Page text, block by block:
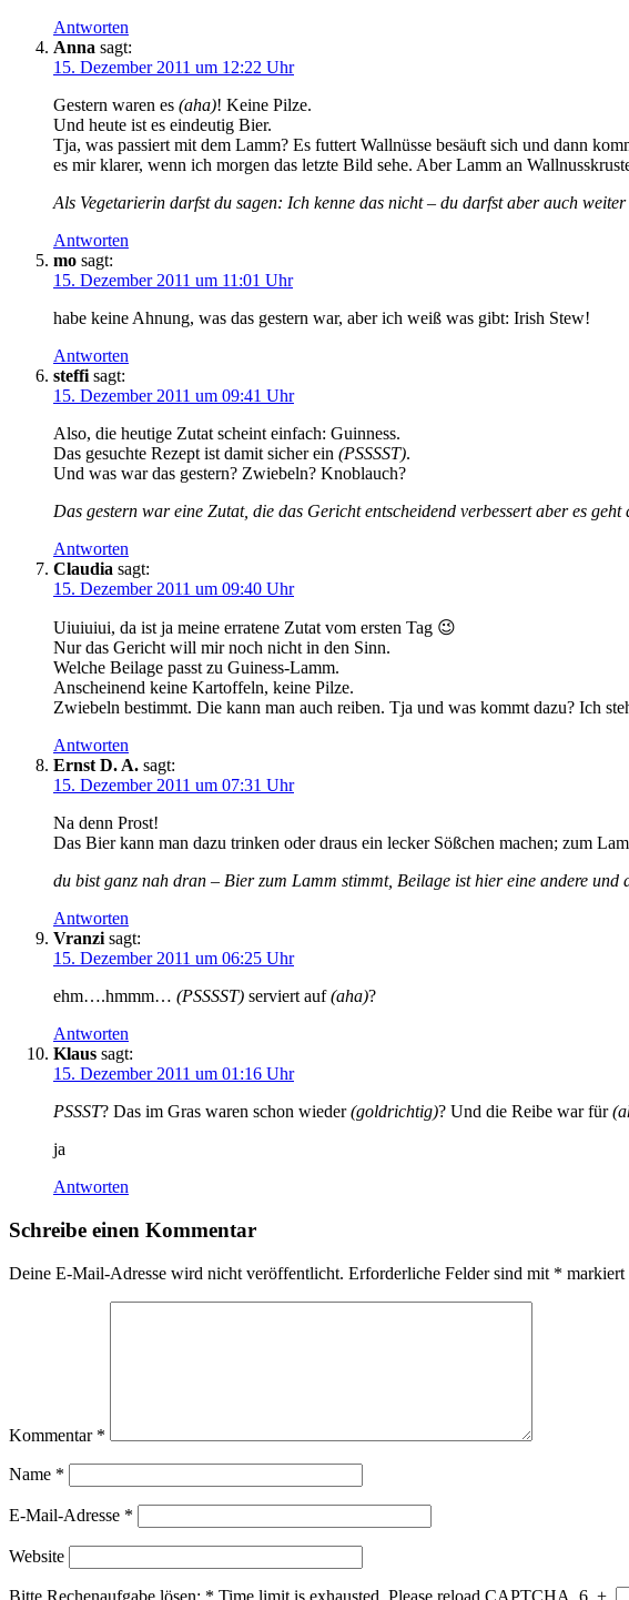
Antworten
Anna sagt:
15. Dezember 2011 um 12:22 Uhr
Gestern waren es (aha)! Keine Pilze.
Und heute ist es eindeutig Bier.
Tja, was passiert mit dem Lamm? Es futtert Wallnüsse besäuft sich und dann
es mir klarer, wenn ich morgen das letzte Bild sehe. Aber Lamm an
Als Vegetarierin darfst du sagen: Ich kenne das nicht – du darfst aber auch
Antworten
mo sagt:
15. Dezember 2011 um 11:01 Uhr
habe keine Ahnung, was das gestern war, aber ich weiß was gibt: Irish Stew!
Antworten
steffi sagt:
15. Dezember 2011 um 09:41 Uhr
Also, die heutige Zutat scheint einfach: Guinness.
Das gesuchte Rezept ist damit sicher ein (PSSSST).
Und was war das gestern? Zwiebeln? Knoblauch?
Das gestern war eine Zutat, die das Gericht entscheidend verbessert aber es
Antworten
Claudia sagt:
15. Dezember 2011 um 09:40 Uhr
Uiuiuiui, da ist ja meine erratene Zutat vom ersten Tag 😉
Nur das Gericht will mir noch nicht in den Sinn.
Welche Beilage passt zu Guiness-Lamm.
Anscheinend keine Kartoffeln, keine Pilze.
Zwiebeln bestimmt. Die kann man auch reiben. Tja und was kommt dazu? Ich
Antworten
Ernst D. A. sagt:
15. Dezember 2011 um 07:31 Uhr
Na denn Prost!
Das Bier kann man dazu trinken oder draus ein lecker Sößchen machen; zum
du bist ganz nah dran – Bier zum Lamm stimmt, Beilage ist hier eine andere und
Antworten
Vranzi sagt:
15. Dezember 2011 um 06:25 Uhr
ehm….hmmm… (PSSSST) serviert auf(aha)?
Antworten
Klaus sagt:
15. Dezember 2011 um 01:16 Uhr
PSSST? Das im Gras waren schon wieder(goldrichtig)? Und die Reibe war für
ja
Antworten
Schreibe einen Kommentar
Deine E-Mail-Adresse wird nicht veröffentlicht. Erforderliche Felder sind mit * markiert
Kommentar *
Name *
E-Mail-Adresse *
Website
Bitte Rechenaufgabe lösen: * Time limit is exhausted. Please reload CAPTCHA. 6 +